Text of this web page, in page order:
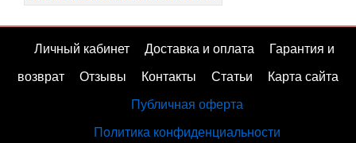
Личный кабинет Доставка и оплата Гарантия и
возврат Отзывы Контакты Статьи Карта сайта
Публичная оферта
Политика конфиденциальности